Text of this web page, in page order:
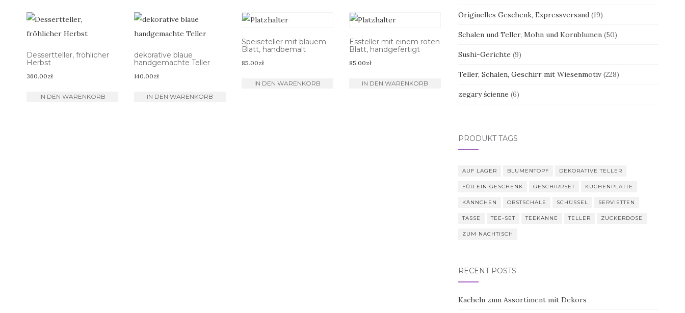
Dessertteller, fröhlicher
Herbst
360.00zł
IN DEN WARENKORB
dekorative blaue
handgemachte Teller
140.00zł
IN DEN WARENKORB
Speiseteller mit blauem
Blatt, handbemalt
85.00zł
IN DEN WARENKORB
Essteller mit einem roten
Blatt, handgefertigt
85.00zł
IN DEN WARENKORB
Originelles Geschenk, Expressversand (19)
Schalen und Teller, Mohn und Kornblumen (50)
Sushi-Gerichte (9)
Teller, Schalen, Geschirr mit Wiesenmotiv (228)
zegary ścienne (6)
PRODUKT TAGS
AUF LAGER BLUMENTOPF DEKORATIVE TELLER
FÜR EIN GESCHENK GESCHIRRSET KUCHENPLATTE
KÄNNCHEN OBSTSCHALE SCHÜSSEL SERVIETTEN
TASSE TEE-SET TEEKANNE TELLER ZUCKERDOSE
ZUM NACHTISCH
RECENT POSTS
Kacheln zum Assortiment mit Dekors